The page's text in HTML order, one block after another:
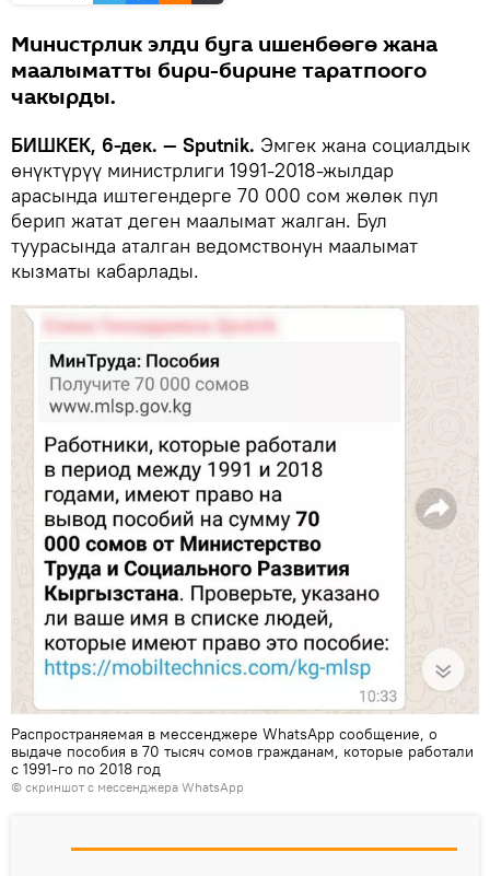
Министрлик элди буга ишенбөөгө жана
маалыматты бири-бирине таратпоого
чакырды.
БИШКЕК, 6-дек. — Sputnik. Эмгек жана социалдык
өнүктүрүү министрлиги 1991-2018-жылдар
арасында иштегендерге 70 000 сом жөлөк пул
берип жатат деген маалымат жалган. Бул
туурасында аталган ведомствонун маалымат
кызматы кабарлады.
Распространяемая в мессенджере WhatsApp сообщение, о
выдаче пособия в 70 тысяч сомов гражданам, которые работали
с 1991-го по 2018 год
© скриншот с мессенджера WhatsApp